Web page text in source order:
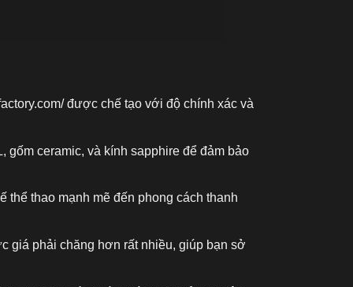
được chế tạo với độ chính xác và
gốm ceramic, và kính sapphire để đảm bảo
thể thao mạnh mẽ đến phong cách thanh
giá phải chăng hơn rất nhiều, giúp bạn sở